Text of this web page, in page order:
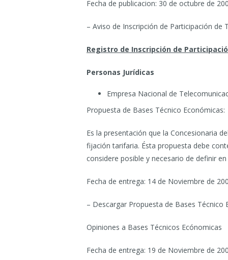
Fecha de publicacion: 30 de octubre de
– Aviso de Inscripción de Participación de
Registro de Inscripción de
Personas Jurídicas
Empresa Nacional de
Propuesta de Bases Técnico Económicas:
Es la presentación que la Concesionaria
fijación tarifaria. Ésta propuesta debe
considere posible y necesario de definir
Fecha de entrega: 14 de Noviembre de
– Descargar Propuesta de Bases Técnico
Opiniones a Bases Técnicos Ecónomicas
Fecha de entrega: 19 de Noviembre de